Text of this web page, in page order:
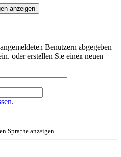
anzeigen
Benutzern abgegeben
oder erstellen Sie einen neuen
Sprache anzeigen.